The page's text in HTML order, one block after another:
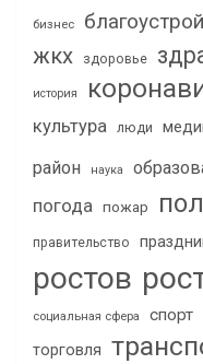
бизнес
жкх здоровье
история
культура люди
район
наука
погода пожар
правительство
ростов
социальная сфера спорт
торговля